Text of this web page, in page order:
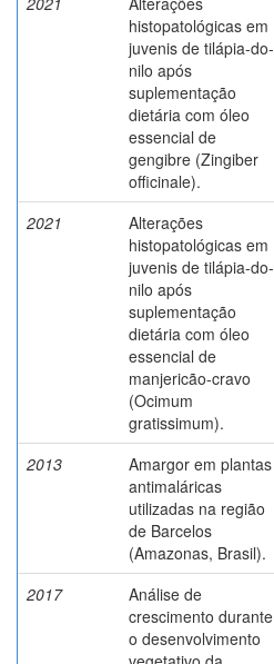
histopatológicas em
juvenis de tilápia-do-
nilo após
suplementação
dietária com óleo
essencial de
gengibre (Zingiber
officinale).
2021
Alterações
histopatológicas em
juvenis de tilápia-do-
nilo após
suplementação
dietária com óleo
essencial de
manjericão-cravo
(Ocimum
gratissimum).
2013
Amargor em plantas
antimaláricas
utilizadas na região
de Barcelos
(Amazonas, Brasil).
2017
Análise de
crescimento durante
o desenvolvimento